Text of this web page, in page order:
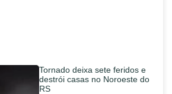
Tornado deixa sete feridos e
destrói casas no Noroeste do
RS